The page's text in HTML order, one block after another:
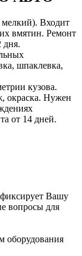
Входит
вмятин. Ремонт
дня.
шпаклевка,
кузова.
окраска. Нужен
от 14 дней.
Вашу
вопросы для
оборудования